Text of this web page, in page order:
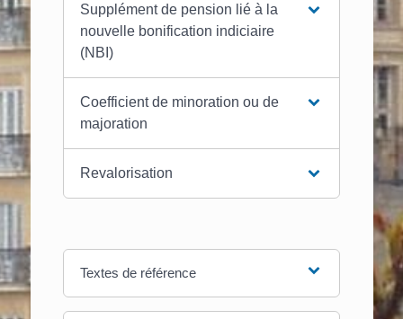
Supplément de pension lié à la
nouvelle bonification indiciaire
(NBI)
Coefficient de minoration ou de
majoration
Revalorisation
Textes de référence